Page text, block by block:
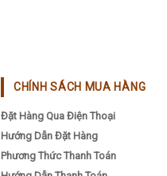
CHÍNH SÁCH MUA HÀNG
Đặt Hàng Qua Điện Thoại
Hướng Dẫn Đặt Hàng
Phương Thức Thanh Toán